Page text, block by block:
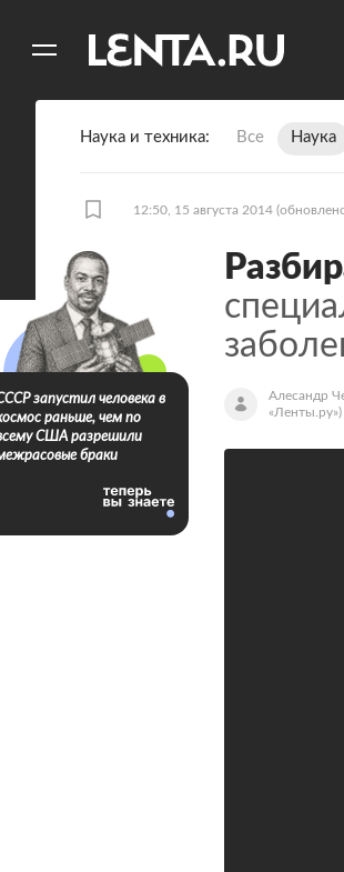
Наука и техника Все Наука
12:50, 15 августа 2014
Алесандр
«Ленты.ру»)
запустил человека в
раньше, чем по
США разрешили
браки